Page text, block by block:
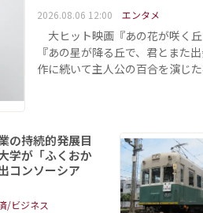
2026.08.06 12:00 エンタメ
大ヒット映画『あの花が咲く
『あの星が降る丘で、君とまた
作に続いて主人公の百合を演じ
の持続的発展目
学が「ふくおか
コンソーシア
/ビジネス